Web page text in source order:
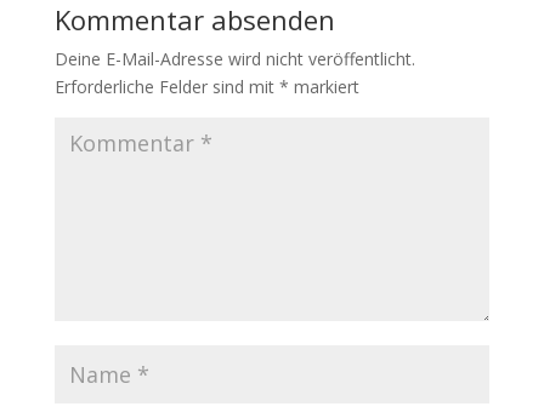
Kommentar absenden
Deine E-Mail-Adresse wird nicht veröffentlicht.
Erforderliche Felder sind mit * markiert